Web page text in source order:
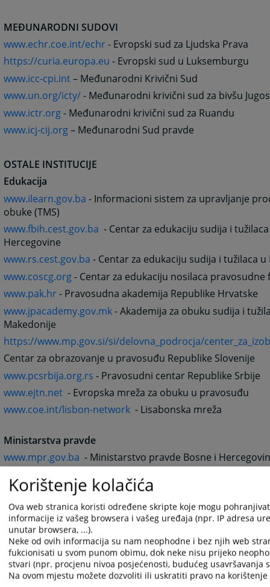
MEĐUNARODNI SUDOVI
www.echr.coe.int/echr- Evropski sud za Ljudska Prava
https://curia.europa.eu - Evropski sud u Luksemburgu
www.icc-cpi.int– Međunarodni Krivični Sud
www.un.org/icty/- Međunarodni krivični sud za bivšu
www.ictr.org- Međunarodni krivični sud za Ruandu
www.icj-cij.org– Međunarodni Sud pravde
OSTALE INSTITUCIJE
Edukacija
www.ilearn.gov.ba - Informacioni sistem za upravljanje
obuke (TMS)
www.fbih.cest.gov.ba - Centar za edukaciju sudija i
Hercegovine
www.rs.cest.gov.ba - Centar za edukaciju sudija i tužilaca
www.coscg.org- Centar za edukaciju nosilaca pravosudne
www.pak.hr- Pravosudna akademija Republike Hrvatske
www.jpacademy.gov.mk- Akademija za obuku sudija i
Makedonije
https://www.mp.gov.si/si/delovna_podrocja/
Centar za obrazovanje u pravosuđu Republike Slovenije
www.pcsrbija.org.rs - Pravosudni centar Republike Srbije
www.ejtn.net - Evropska mreža za obuku u pravosuđu
www.coe.int/lisbon-network - Lisabonska mreža
Ministarstva pravde
www.mpr.gov.ba - Ministarstvo pravde Bosne i
www.pravosudje.hr/default.asp- Ministarstvo pravosuđa
www.pravda.gov.mk- Ministarstvo pravde Republike
www.mp.gov.si- Ministarstvo za pravosuđe Republike
www.mpravde.sr.gov.yu- Ministarstvo pravde Republike
Sudska i tužilačka vijeća
Korištenje kolačića
Ova web stranica koristi određene skripte koje mogu
informacije iz vašeg browsera i vašeg uređaja (npr. IP adresa
unutar browsera, ...).
Neke od ovih informacija su nam neophodne i bez njih web
fukcionisati u svom punom obimu, dok neke nisu prijeko
stvari (npr. procjenu nivoa posjećenosti, budućeg usavršavanja
Na ovom mjestu možete dozvoliti ili uskratiti pravo na